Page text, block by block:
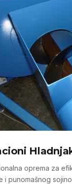
oprema za
i punomašnog